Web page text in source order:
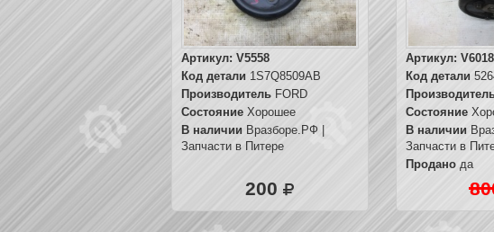
Артикул: V5558
Код детали 1S7Q8509AB
Производитель FORD
Состояние Хорошее
В наличии Вразборе.РФ |
Запчасти в Питере
200
Артикул: V6018
Код детали
Состояние
В наличии
Запчасти в
Проданода